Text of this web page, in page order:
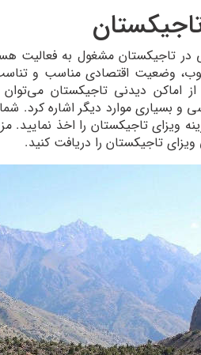
در تاجیکستان مشغول به
وضعیت اقتصادی مناسب و
اماکن دیدنی تاجیکستان
و بسیاری موارد دیگر اشاره کرد.
ویزای تاجیکستان را اخذ
تاجیکستان را دریافت کنید.